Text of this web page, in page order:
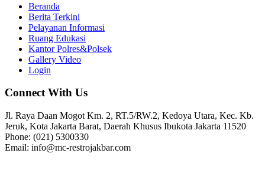
Beranda
Berita Terkini
Pelayanan Informasi
Ruang Edukasi
Kantor Polres&Polsek
Gallery Video
Login
Connect With Us
Jl. Raya Daan Mogot Km. 2, RT.5/RW.2, Kedoya Utara, Kec. Kb.
Jeruk, Kota Jakarta Barat, Daerah Khusus Ibukota Jakarta 11520
Phone: (021) 5300330
Email: info@mc-restrojakbar.com